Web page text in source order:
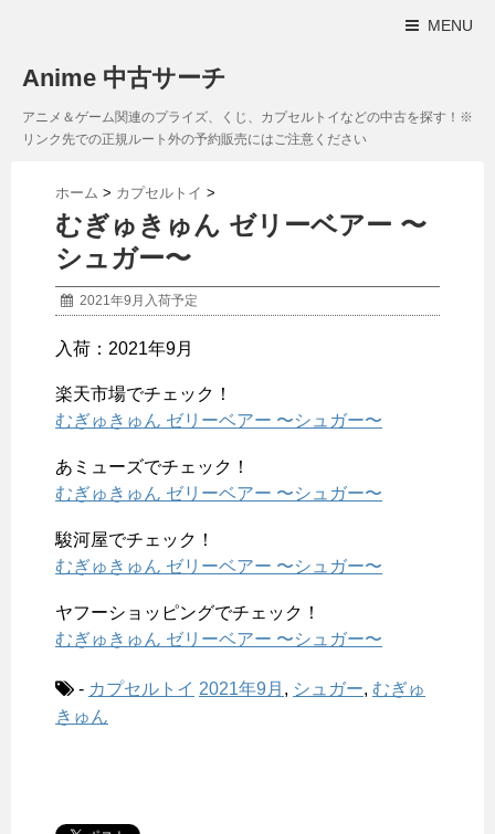
MENU
Anime 中古サーチ
アニメ＆ゲーム関連のプライズ、くじ、カプセルトイなどの中古を探す！※
リンク先での正規ルート外の予約販売にはご注意ください
ホーム > カプセルトイ >
むぎゅきゅん ゼリーベアー 〜
シュガー〜
2021年9月入荷予定
入荷：2021年9月
楽天市場でチェック！
むぎゅきゅん ゼリーベアー 〜シュガー〜
あミューズでチェック！
むぎゅきゅん ゼリーベアー 〜シュガー〜
駿河屋でチェック！
むぎゅきゅん ゼリーベアー 〜シュガー〜
ヤフーショッピングでチェック！
むぎゅきゅん ゼリーベアー 〜シュガー〜
- カプセルトイ 2021年9月 , シュガー, むぎゅ
きゅん